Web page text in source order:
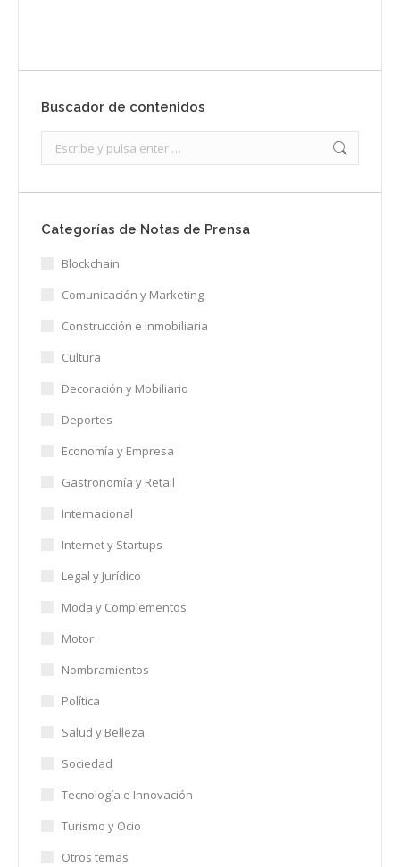
Buscador de contenidos
Categorías de Notas de Prensa
Blockchain
Comunicación y Marketing
Construcción e Inmobiliaria
Cultura
Decoración y Mobiliario
Deportes
Economía y Empresa
Gastronomía y Retail
Internacional
Internet y Startups
Legal y Jurídico
Moda y Complementos
Motor
Nombramientos
Política
Salud y Belleza
Sociedad
Tecnología e Innovación
Turismo y Ocio
Otros temas